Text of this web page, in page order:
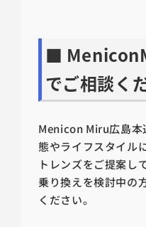
■
でご相談く
Menicon Miru広島本
態やライフスタイル
トレンズをご提案し
乗り換えを検討中の
ください。